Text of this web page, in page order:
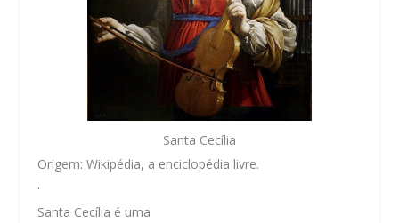
Santa Cecília
Origem: Wikipédia, a enciclopédia livre.
.
Santa Cecília é uma